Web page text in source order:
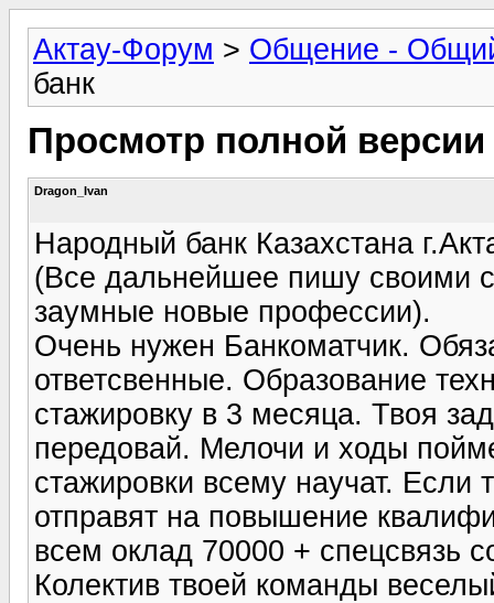
Актау-Форум > Общение -
банк
Просмотр полной
Dragon_Ivan
Народный банк Казахстана
(Все дальнейшее пишу своими
заумные новые профессии).
Очень нужен Банкоматчик.
ответсвенные. Образование
стажировку в 3 месяца. Твоя
передовай. Мелочи и ходы
стажировки всему научат.
отправят на повышение
всем оклад 70000 + спецсвязь
Колектив твоей команды